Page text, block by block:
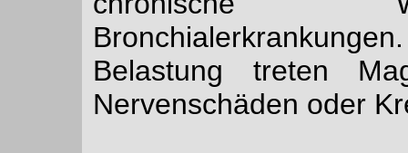
Belastung treten
Nervenschäden oder